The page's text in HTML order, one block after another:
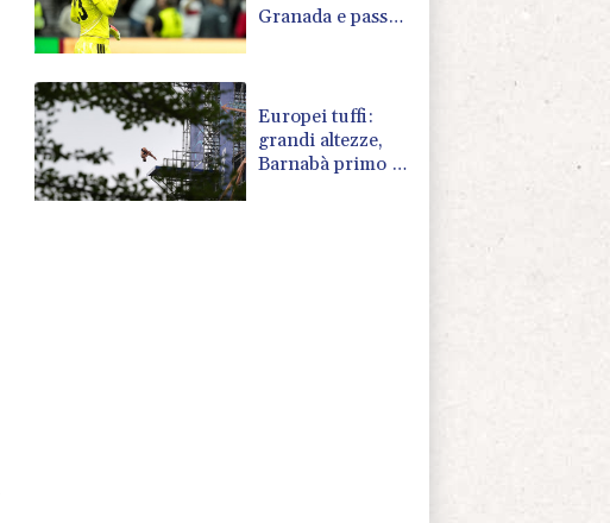
Granada e passa
Europei tuffi:
grandi altezze,
Barnabà primo e